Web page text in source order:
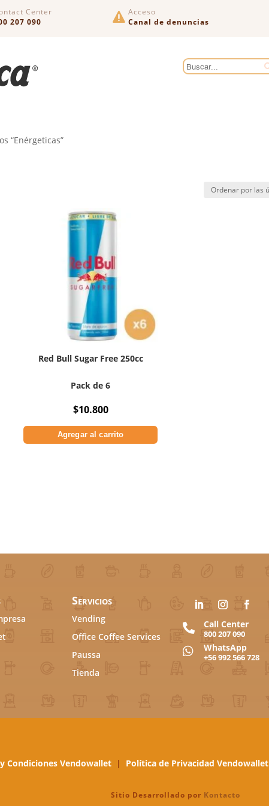
Center
207 090
 Acceso
Canal de denuncias
“Enérgeticas”
Red Bull Sugar Free 250cc
Pack de 6
$10.800
Agregar al carrito
Servicios
Vending
Office Coffee Services
Paussa
Tienda
 Call Center
800 207 090
 WhatsApp
+56 992 566 728
Condiciones Vendowallet | Política de Privacidad Vendowallet
Sitio Desarrollado por Kontacto